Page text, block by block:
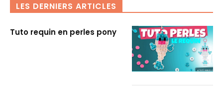
LES DERNIERS ARTICLES
Tuto requin en perles pony